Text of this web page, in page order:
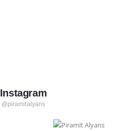
Instagram
@piramitalyans